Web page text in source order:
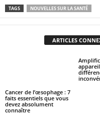
TAGS NOUVELLES SUR LA SANTÉ
ARTICLES
Cancer de l’œsophage : 7
faits essentiels que vous
devez absolument
connaître